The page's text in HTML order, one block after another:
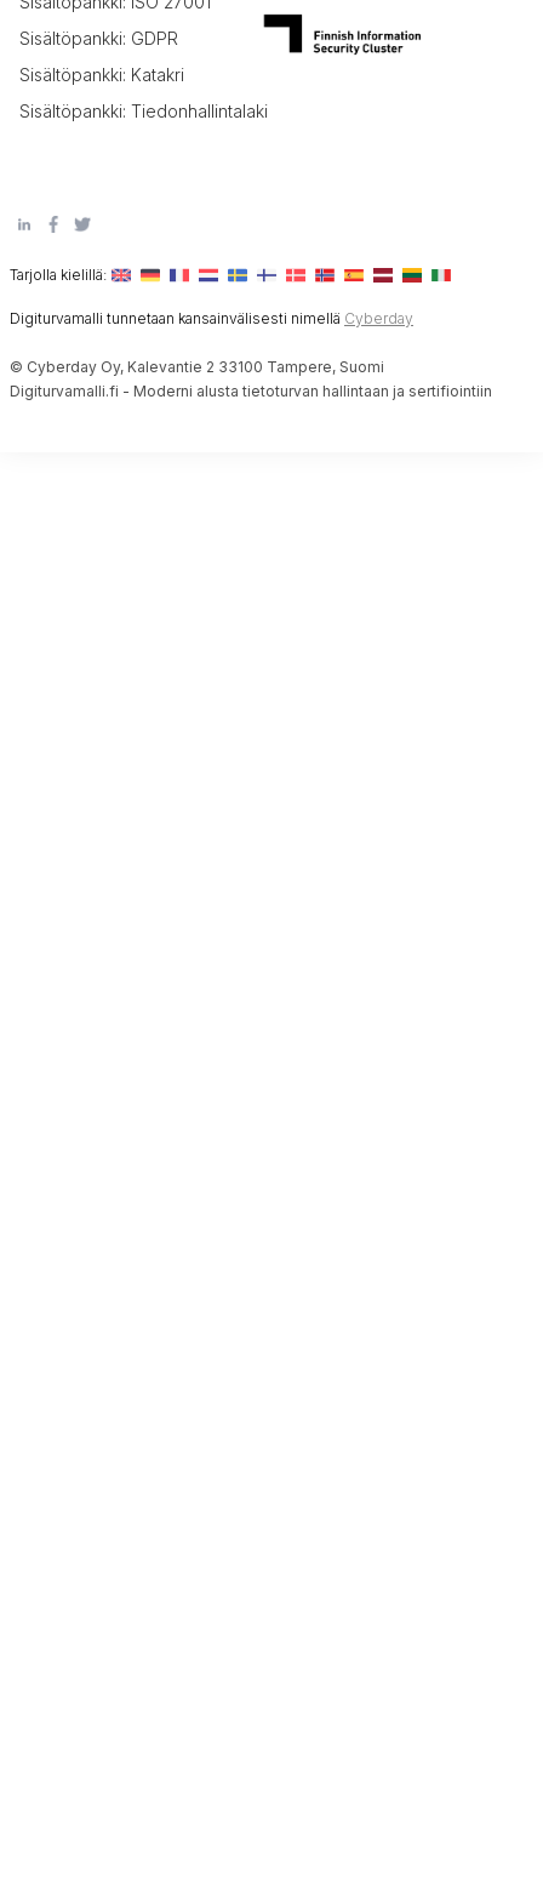
Sisältöpankki: GDPR
Sisältöpankki: Katakri
Sisältöpankki: Tiedonhallintalaki
Tarjolla kielillä:
Digiturvamalli tunnetaan kansainvälisesti nimellä Cyberday
© Cyberday Oy, Kalevantie 2 33100 Tampere, Suomi
Digiturvamalli.fi - Moderni alusta tietoturvan hallintaan ja sertifiointiin